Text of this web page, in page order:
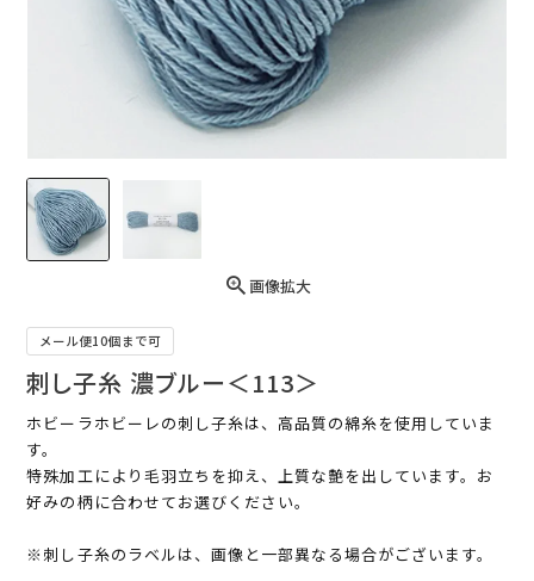
画像拡大
メール便10個まで可
刺し子糸 濃ブルー＜113＞
ホビーラホビーレの刺し子糸は、高品質の綿糸を使用していま
す。
特殊加工により毛羽立ちを抑え、上質な艶を出しています。お
好みの柄に合わせてお選びください。
※刺し子糸のラベルは、画像と一部異なる場合がございます。